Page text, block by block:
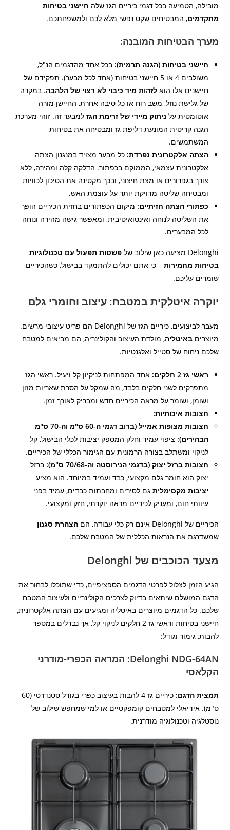
מובילה, הטמיעה בכל דגמי כיריים הגז שלה חיישני בטיחות
מתקדמים, המבטיחים שקט נפשי מלא לכם ולמשפחתכם.
מערך הבטיחות המובנה:
חיישני בטיחות (הגנה תרמית): בכל אחד מהדגמים הנ"ל,
משולבים 4 או 5 חיישני בטיחות (אחד לכל מבער). תפקידם של
חיישנים אלו הואלזהות מיד כיבוי לא רצוי של הלהבה. במקרה
של גלישת נוזל, משב רוח או כל סיבה אחרת, החיישן מורה
אוטומטית על ניתוק מיידי של זרימת הגז למבער זה. זוהי מערכת
הגנה קריטית המונעת דליפת גז ומבטיחה את בטיחות
המשתמשים.
הצתה אלקטרונית נפרדת: כל מבער מצויד במנגנון הצתה
אלקטרונית עצמאי, הממוקם בכפתור. הדלקה קלה ומהירה, ללא
צורך בגפרורים או מצת חיצוני, ובכך מקטינה את הסיכון לכוויות
ומבטיחה שליטה מדויקת יותר על עוצמת האש.
כפתורי הצתה חזיתיים: מיקום הכפתורים בחזית הכיריים הופך
את השליטה לנוחה ואינטואיטיבית, ומאפשר גישה מהירה ונוחה
לכל המבערים.
Delonghi מציעה כאן שילוב של
פשטות תפעול עם טכנולוגיות
בטיחות מחמירות – כי אתם יכולים להתמקד בבישול, כשהכיריים
שומרים עליכם.
יוקרה איטלקית במטבח: עיצוב וחומרי גלם
מעבר לביצועים, כיריים הגז של Delonghi הם פריט עיצובי מרשים.
מיוצריםבאיטליה, מולדת העיצוב והקולינריה, הם מביאים למטבח
שלכם ניחוח של סטייל ואלגנטיות.
ראשי גז 2 חלקים:
אחד המפתחות לניקיון קל ויעיל. ראשי הגז
מתפרקים לשני חלקים בלבד, מה שמקל על הסרת שאריות מזון
ושומן, ושומר על מראה הכיריים חדש ומבריק לאורך זמן.
חצובות איכותיות:
חצובות מצופות אמייל (ברוב דגמי ה-60 ס"מ וה-70 ס"מ
הבהירים): ציפוי עמיד וחלק המספק יציבות לכלי הבישול, קל
לניקוי ומשתלב בצורה הרמונית עם הגימור הכללי של הכיריים.
חצובות ברזל יצוק (בדגמי הנירוסטה וה-70/68 ס"מ):
ברזל
יצוק הוא חומר גלם מקצועי, כבד ועמיד במיוחד. הוא מציע
יציבות מקסימלית גם לסירים ומחבתות כבדים, עמיד בפני
עיוותי חום, ומעניק לכיריים מראה יוקרתי, חזק ומקצועי.
הכיריים של Delonghi אינם רק כלי עבודה, הם
הצהרת סגנון
שמשדרגת את הנראות הכללית של המטבח שלכם.
מצעד הכוכבים של Delonghi
הגיע הזמן לצלול לפרטי הדגמים הספציפיים, כדי שתוכלו לבחור את
הדגם המושלם שיתאים בדיוק לצרכים הקולינריים ולעיצוב המטבח
שלכם. כל הדגמים מיוצרים באיטליה ומגיעים עם הצתה אלקטרונית,
חיישני בטיחות וראשי גז 2 חלקים לניקוי קל, אך נבדלים במספר
להבות, גימור וגודל:
Delonghi NDG-64AN: המראה הכפרי-מודרני
הקלאסי
תמצית הדגם:
כיריים גז 4 להבות בעיצוב כפרי בגודל סטנדרטי (60
ס"מ). אידיאלי למטבחים קומפקטיים או למי שמחפש שילוב של
נוסטלגיה וטכנולוגיה מודרנית.